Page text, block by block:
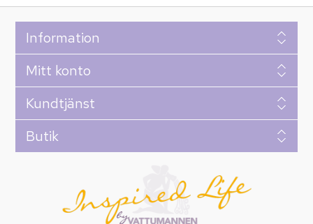
Information
Mitt konto
Kundtjänst
Butik